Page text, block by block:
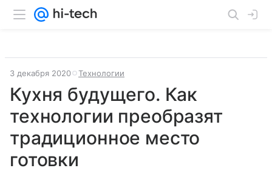
3 декабря 2020 Технологии
Кухня будущего. Как
технологии преобразят
традиционное место
готовки